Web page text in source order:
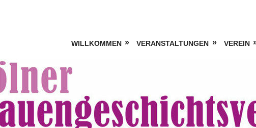
WILLKOMMEN VERANSTALTUNGEN VEREIN